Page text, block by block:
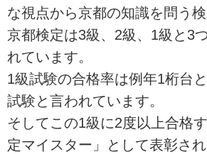
な視点から京都の知識を問う検
京都検定は3級、2級、1級と3
れています。
1級試験の合格率は例年1桁台
試験と言われています。
そしてこの1級に2度以上合格
定マイスター」として表彰され